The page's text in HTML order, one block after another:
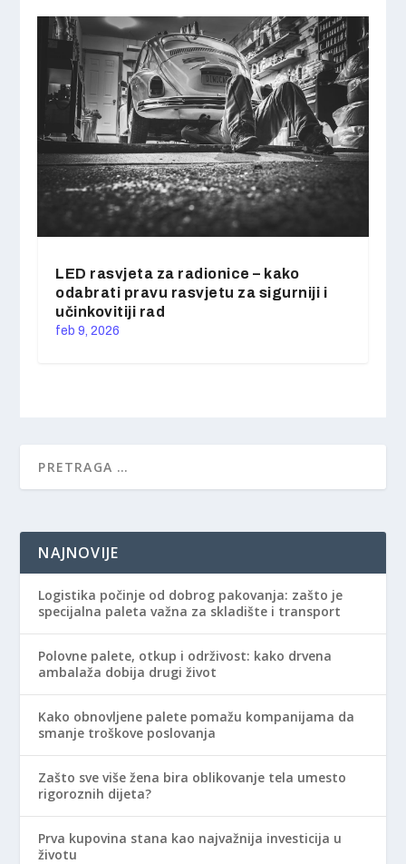
LED rasvjeta za radionice – kako
odabrati pravu rasvjetu za sigurniji i
učinkovitiji rad
feb 9, 2026
NAJNOVIJE
Logistika počinje od dobrog pakovanja: zašto je
specijalna paleta važna za skladište i transport
Polovne palete, otkup i održivost: kako drvena
ambalaža dobija drugi život
Kako obnovljene palete pomažu kompanijama da
smanje troškove poslovanja
Zašto sve više žena bira oblikovanje tela umesto
rigoroznih dijeta?
Prva kupovina stana kao najvažnija investicija u
životu